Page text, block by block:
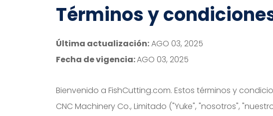
Términos y
Última actualización:AGO 03, 2025
Fecha de vigencia:AGO 03, 2025
Bienvenido a FishCutting.com. Estos términos y
CNC Machinery Co., Limitado ("Yuke", "nosotros",